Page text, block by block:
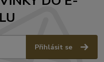
Přihlásit se